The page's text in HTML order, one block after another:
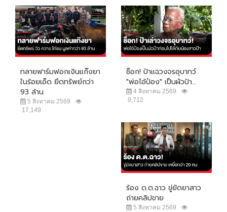
ทลายฟาร์มฟอกเงินแก๊งยา
ในร้อยเอ็ด ยึดทรัพย์กว่า
93 ล้าน
5 สิงหาคม 2569
17,149
ช็อก! ป้าแฉวงจรอุบาทว์
"พ่อไอ้ป๋อง" เป็นผัวป้า...
4 สิงหาคม 2569
9,712
ร้อง ด.ต.ฉาว ขู่ยัดยาสาว
ถ่ายคลิปขาย
5 สิงหาคม 2569